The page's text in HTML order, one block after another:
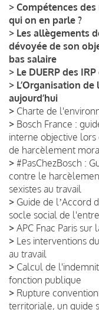
> Compétences
qui on en parle ?
> Les allègements
dévoyée de son
bas salaire
> Le DUERP des
> L’Organisation de
aujourd’hui
> Charte de
> Bosch France :
interne objective
de harcèlement
> #PasChezBosch :
contre le
sexistes au travail
> Guide de lʼAccord
socle social de
> APC Fnac Paris
> Les interventions
au travail
> Calcul de
fonction publique
> Rupture
territoriale, un guide